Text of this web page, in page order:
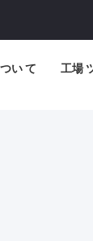
い て 工場